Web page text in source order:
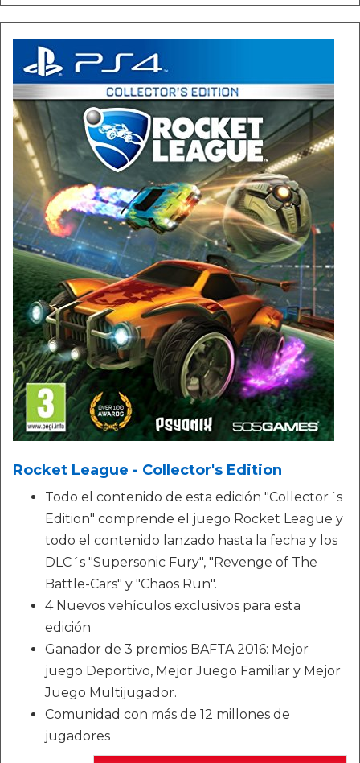
Rocket League - Collector's Edition
Todo el contenido de esta edición "Collector´s
Edition" comprende el juego Rocket League y
todo el contenido lanzado hasta la fecha y los
DLC´s "Supersonic Fury", "Revenge of The
Battle-Cars" y "Chaos Run".
4 Nuevos vehículos exclusivos para esta
edición
Ganador de 3 premios BAFTA 2016: Mejor
juego Deportivo, Mejor Juego Familiar y Mejor
Juego Multijugador.
Comunidad con más de 12 millones de
jugadores